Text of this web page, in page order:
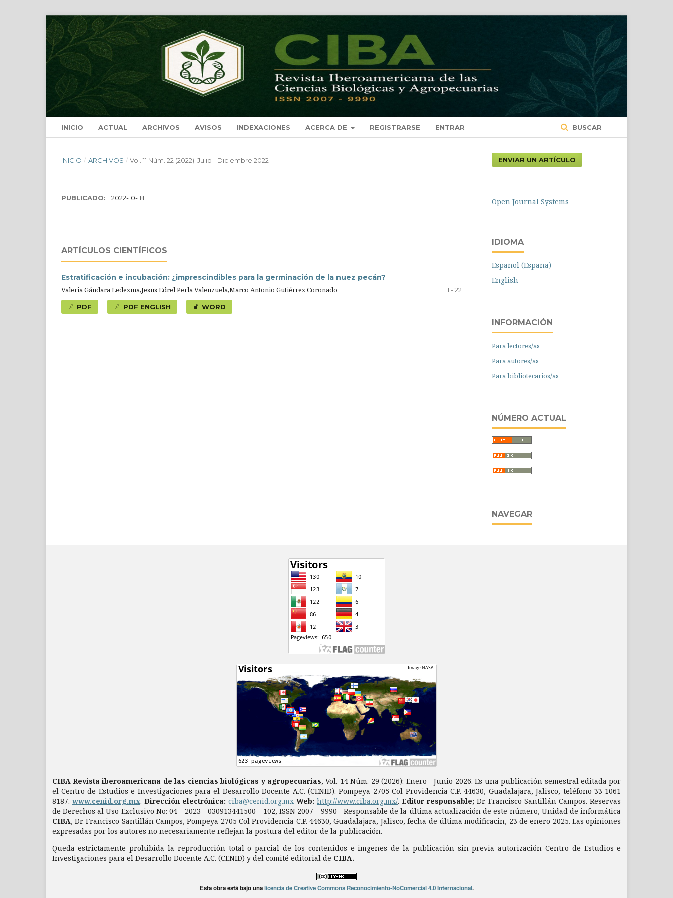
INICIO ACTUAL ARCHIVOS AVISOS INDEXACIONES ACERCA DE REGISTRARSE ENTRAR BUSCAR
INICIO / ARCHIVOS / Vol. 11 Núm. 22 (2022): Julio - Diciembre 2022
PUBLICADO: 2022-10-18
ARTÍCULOS CIENTÍFICOS
Estratificación e incubación: ¿imprescindibles para la germinación de la nuez pecán?
Valeria Gándara Ledezma,Jesus Edrel Perla Valenzuela,Marco Antonio Gutiérrez Coronado
1 - 22
PDF PDF ENGLISH WORD
ENVIAR UN ARTÍCULO
Open Journal Systems
IDIOMA
Español (España)
English
INFORMACIÓN
Para lectores/as
Para autores/as
Para bibliotecarios/as
NÚMERO ACTUAL
NAVEGAR
CIBA Revista iberoamericana de las ciencias biológicas y agropecuarias, Vol. 14 Núm. 29 (2026): Enero - Junio 2026. Es una publicación semestral editada por
el Centro de Estudios e Investigaciones para el Desarrollo Docente A.C. (CENID). Pompeya 2705 Col Providencia C.P. 44630, Guadalajara, Jalisco, teléfono 33 1061
8187. www.cenid.org.mx. Dirección electrónica: ciba@cenid.org.mx Web: http://www.ciba.org.mx/. Editor responsable; Dr. Francisco Santillán Campos. Reservas
de Derechos al Uso Exclusivo No: 04 - 2023 - 030913441500 - 102, ISSN 2007 - 9990 Responsable de la última actualización de este número, Unidad de informática
CIBA, Dr. Francisco Santillán Campos, Pompeya 2705 Col Providencia C.P. 44630, Guadalajara, Jalisco, fecha de última modificacin, 23 de enero 2025. Las opiniones
expresadas por los autores no necesariamente reflejan la postura del editor de la publicación.
Queda estrictamente prohibida la reproducción total o parcial de los contenidos e imgenes de la publicación sin previa autorización Centro de Estudios e
Investigaciones para el Desarrollo Docente A.C. (CENID) y del comité editorial de CIBA.
Esta obra está bajo unalicencia de Creative Commons Reconocimiento-NoComercial 4.0 Internacional.